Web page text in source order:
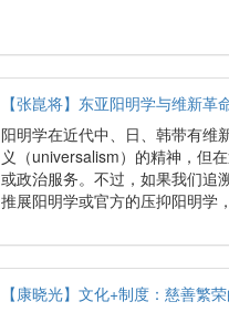
【张崑将】东亚阳明学与维新革
阳明学在近代中、日、韩带有维
义（universalism）的精神，但
或政治服务。不过，如果我们追
推展阳明学或官方的压抑阳明学
【康晓光】文化+制度：慈善繁